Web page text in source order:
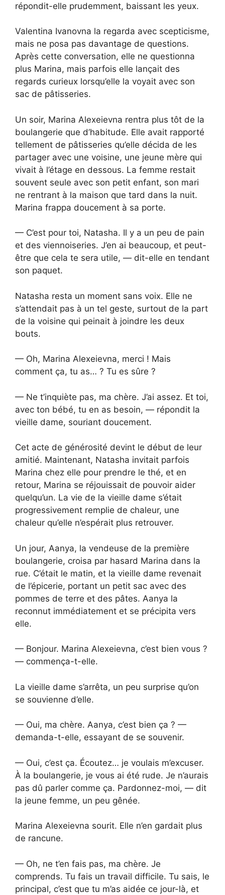
répondit-elle prudemment, baissant les yeux.
Valentina Ivanovna la regarda avec scepticisme,
mais ne posa pas davantage de questions.
Après cette conversation, elle ne questionna
plus Marina, mais parfois elle lançait des
regards curieux lorsqu’elle la voyait avec son
sac de pâtisseries.
Un soir, Marina Alexeievna rentra plus tôt de la
boulangerie que d’habitude. Elle avait rapporté
tellement de pâtisseries qu’elle décida de les
partager avec une voisine, une jeune mère qui
vivait à l’étage en dessous. La femme restait
souvent seule avec son petit enfant, son mari
ne rentrant à la maison que tard dans la nuit.
Marina frappa doucement à sa porte.
— C’est pour toi, Natasha. Il y a un peu de pain
et des viennoiseries. J’en ai beaucoup, et peut-
être que cela te sera utile, — dit-elle en tendant
son paquet.
Natasha resta un moment sans voix. Elle ne
s’attendait pas à un tel geste, surtout de la part
de la voisine qui peinait à joindre les deux
bouts.
— Oh, Marina Alexeievna, merci ! Mais
comment ça, tu as… ? Tu es sûre ?
— Ne t’inquiète pas, ma chère. J’ai assez. Et toi,
avec ton bébé, tu en as besoin, — répondit la
vieille dame, souriant doucement.
Cet acte de générosité devint le début de leur
amitié. Maintenant, Natasha invitait parfois
Marina chez elle pour prendre le thé, et en
retour, Marina se réjouissait de pouvoir aider
quelqu’un. La vie de la vieille dame s’était
progressivement remplie de chaleur, une
chaleur qu’elle n’espérait plus retrouver.
Un jour, Aanya, la vendeuse de la première
boulangerie, croisa par hasard Marina dans la
rue. C’était le matin, et la vieille dame revenait
de l’épicerie, portant un petit sac avec des
pommes de terre et des pâtes. Aanya la
reconnut immédiatement et se précipita vers
elle.
— Bonjour. Marina Alexeievna, c’est bien vous ?
— commença-t-elle.
La vieille dame s’arrêta, un peu surprise qu’on
se souvienne d’elle.
— Oui, ma chère. Aanya, c’est bien ça ? —
demanda-t-elle, essayant de se souvenir.
— Oui, c’est ça. Écoutez… je voulais m’excuser.
À la boulangerie, je vous ai été rude. Je n’aurais
pas dû parler comme ça. Pardonnez-moi, — dit
la jeune femme, un peu gênée.
Marina Alexeievna sourit. Elle n’en gardait plus
de rancune.
— Oh, ne t’en fais pas, ma chère. Je
comprends. Tu fais un travail difficile. Tu sais, le
principal, c’est que tu m’as aidée ce jour-là, et